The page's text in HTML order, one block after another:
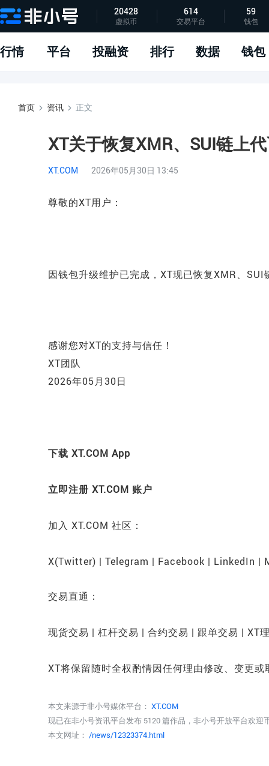
APP下载
指标说明
问题反馈
20428
虚拟币
614
交易平台
59
钱包
行情 平台 投融资 排行 数据 钱包
首页 资讯 正文
XT关于恢复XMR、SUI链上
XT.COM 2026年05月30日 13:45
尊敬的XT用户：
因钱包升级维护已完成，XT现已恢复XMR、SUI
感谢您对XT的支持与信任！
XT团队
2026年05月30日
下载 XT.COM App
立即注册 XT.COM 账户
加入 XT.COM 社区：
X(Twitter) | Telegram | Facebook | LinkedIn |
交易直通：
现货交易 | 杠杆交易 | 合约交易 | 跟单交易 | XT
XT将保留随时全权酌情因任何理由修改、变更
本文来源于非小号媒体平台： XT.COM
现已在非小号资讯平台发布 5120 篇作品，非小号开放平台欢迎
本文网址： /news/12323374.html